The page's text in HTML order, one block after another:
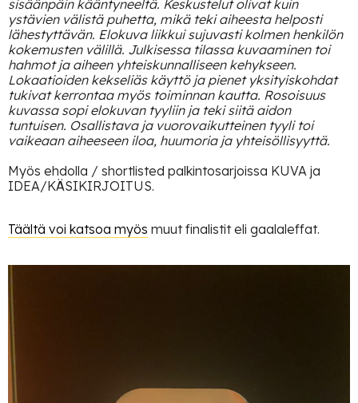
sisäänpäin kääntyneeltä. Keskustelut olivat kuin
ystävien välistä puhetta, mikä teki aiheesta helposti
lähestyttävän. Elokuva liikkui sujuvasti kolmen henkilön
kokemusten välillä. Julkisessa tilassa kuvaaminen toi
hahmot ja aiheen yhteiskunnalliseen kehykseen.
Lokaatioiden kekseliäs käyttö ja pienet yksityiskohdat
tukivat kerrontaa myös toiminnan kautta. Rosoisuus
kuvassa sopi elokuvan tyyliin ja teki siitä aidon
tuntuisen. Osallistava ja vuorovaikutteinen tyyli toi
vaikeaan aiheeseen iloa, huumoria ja yhteisöllisyyttä.
Myös ehdolla / shortlisted palkintosarjoissa KUVA ja
IDEA/KÄSIKIRJOITUS.
Täältä voi katsoa myös muut finalistit eli gaalaleffat.